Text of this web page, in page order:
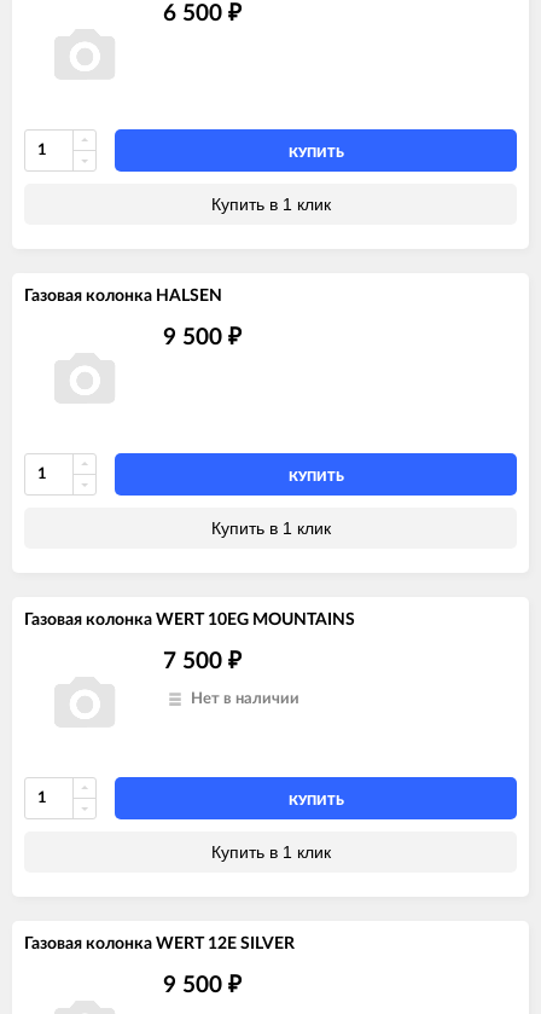
6 500 ₽
КУПИТЬ
Купить в 1 клик
Газовая колонка HALSEN
9 500 ₽
КУПИТЬ
Купить в 1 клик
Газовая колонка WERT 10EG MOUNTAINS
7 500 ₽
Нет в наличии
КУПИТЬ
Купить в 1 клик
Газовая колонка WERT 12E SILVER
9 500 ₽